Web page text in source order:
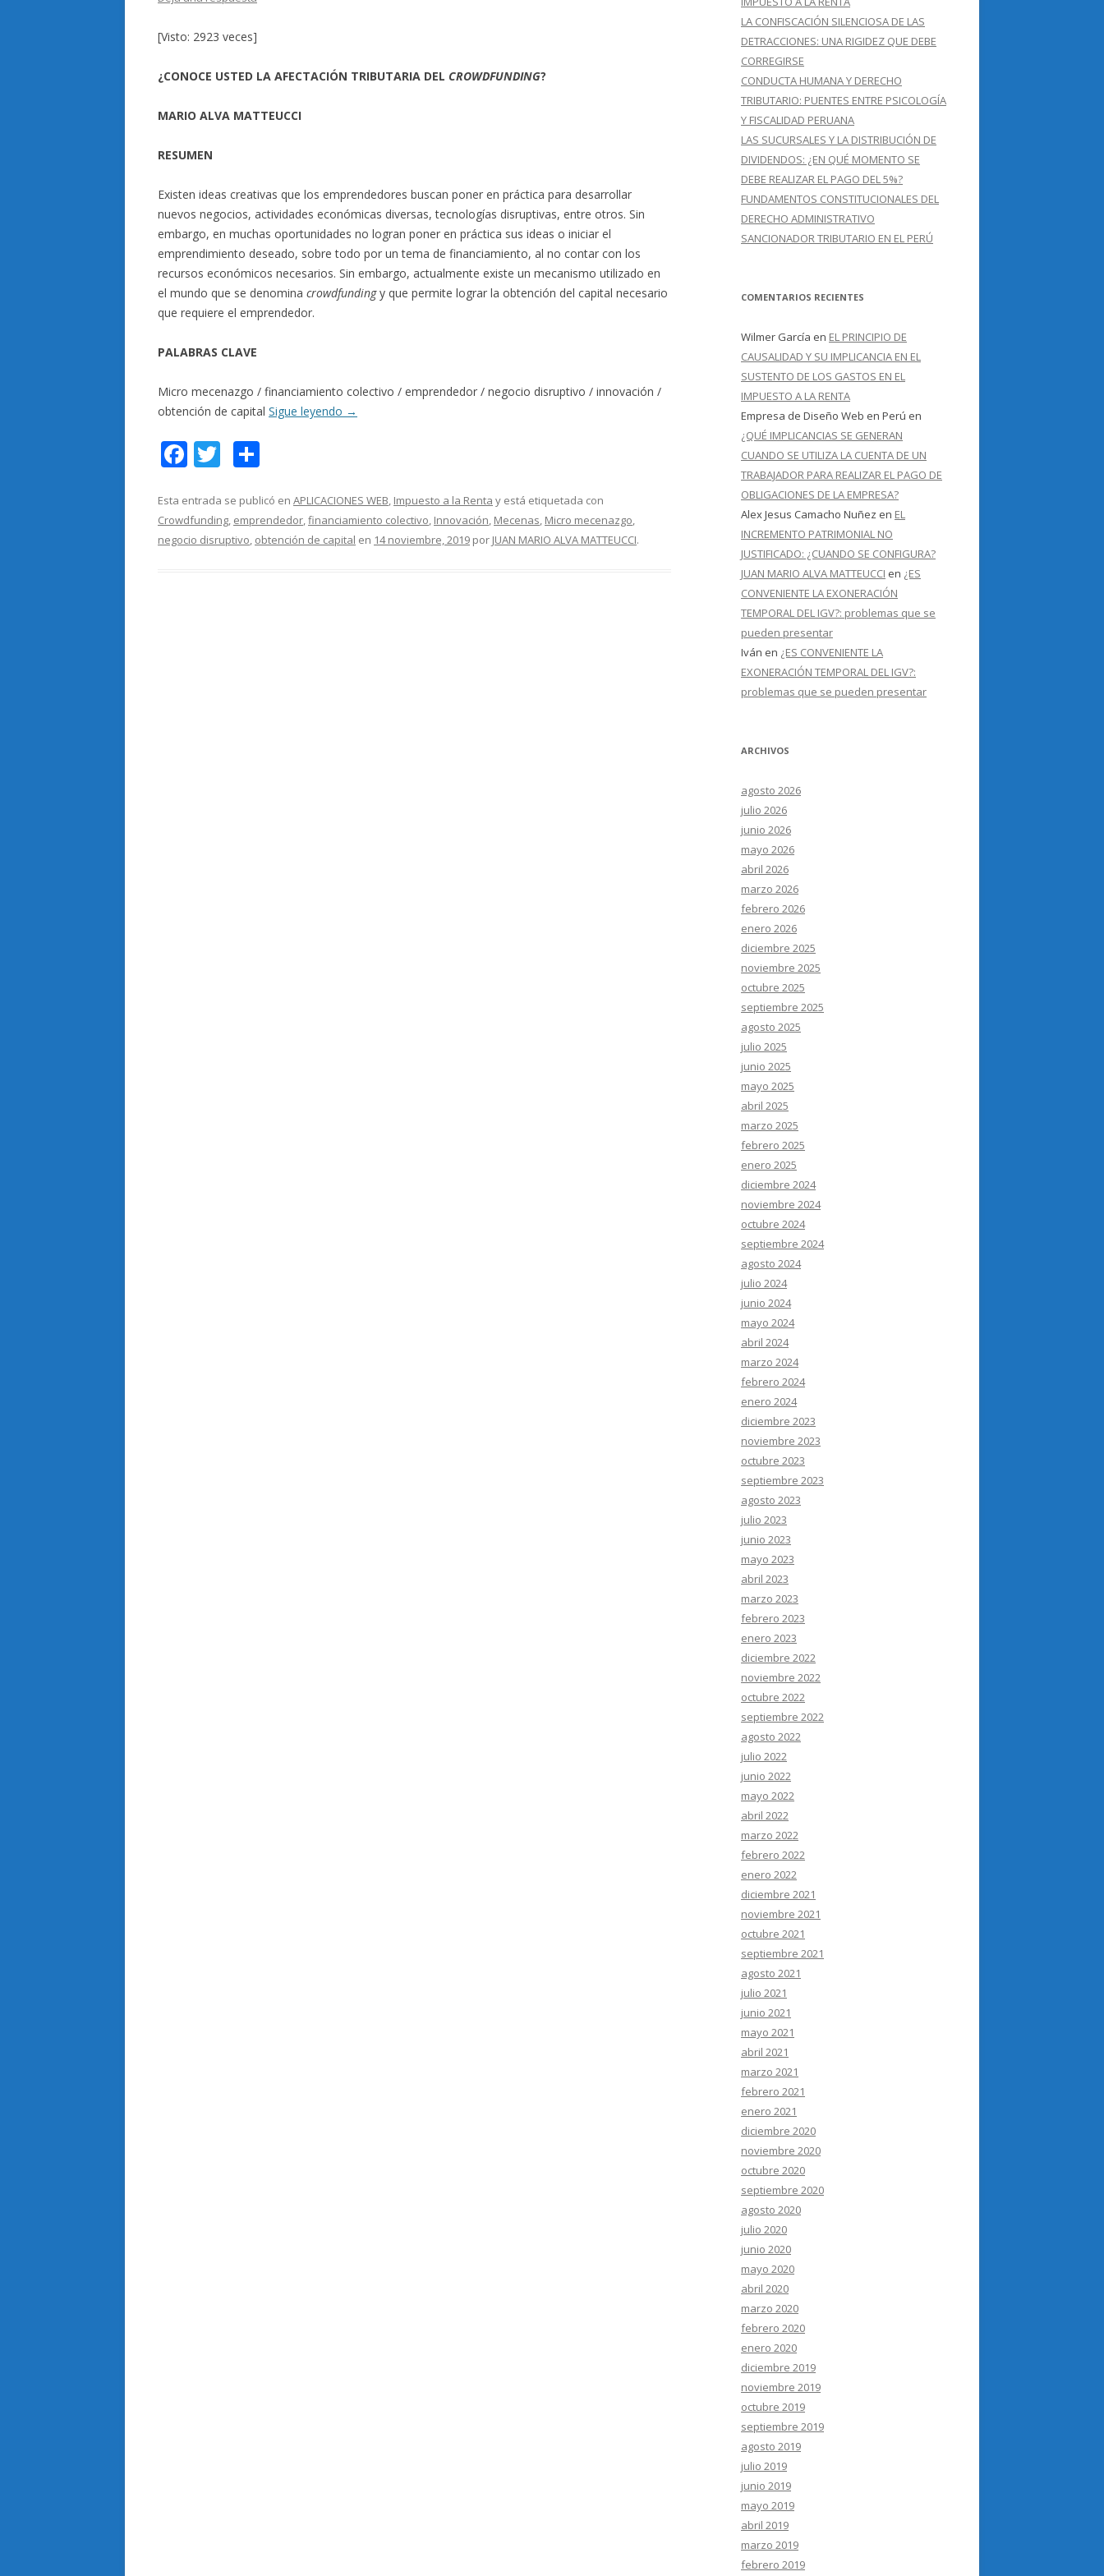
[Visto: 2923 veces]
¿CONOCE USTED LA AFECTACIÓN TRIBUTARIA DEL CROWDFUNDING?
MARIO ALVA MATTEUCCI
RESUMEN
Existen ideas creativas que los emprendedores buscan poner en práctica para desarrollar
nuevos negocios, actividades económicas diversas, tecnologías disruptivas, entre otros. Sin
embargo, en muchas oportunidades no logran poner en práctica sus ideas o iniciar el
emprendimiento deseado, sobre todo por un tema de financiamiento, al no contar con los
recursos económicos necesarios. Sin embargo, actualmente existe un mecanismo utilizado en
el mundo que se denomina crowdfundingy que permite lograr la obtención del capital necesario
que requiere el emprendedor.
PALABRAS CLAVE
Micro mecenazgo / financiamiento colectivo / emprendedor / negocio disruptivo / innovación /
obtención de capital Sigue leyendo →
F
e
b
T
itt
er
m
p
Esta entrada se publicó en APLICACIONES WEB, Impuesto a la Renta y está etiquetada con
Crowdfunding, emprendedor,financiamiento colectivo, Innovación, Mecenas, Micro mecenazgo,
negocio disruptivo, obtención de capital en 14 noviembre, 2019 por JUAN MARIO ALVA MATTEUCCI.
LA CONFISCACIÓN SILENCIOSA DE LAS
DETRACCIONES: UNA RIGIDEZ QUE DEBE
CORREGIRSE
CONDUCTA HUMANA Y DERECHO
TRIBUTARIO: PUENTES ENTRE PSICOLOGÍA
Y FISCALIDAD PERUANA
LAS SUCURSALES Y LA DISTRIBUCIÓN DE
DIVIDENDOS: ¿EN QUÉ MOMENTO SE
DEBE REALIZAR EL PAGO DEL 5%?
FUNDAMENTOS CONSTITUCIONALES DEL
DERECHO ADMINISTRATIVO
SANCIONADOR TRIBUTARIO EN EL PERÚ
COMENTARIOS RECIENTES
Wilmer García en EL PRINCIPIO DE
CAUSALIDAD Y SU IMPLICANCIA EN EL
SUSTENTO DE LOS GASTOS EN EL
IMPUESTO A LA RENTA
Empresa de Diseño Web en Perú en
¿QUÉ IMPLICANCIAS SE GENERAN
CUANDO SE UTILIZA LA CUENTA DE UN
TRABAJADOR PARA REALIZAR EL PAGO DE
OBLIGACIONES DE LA EMPRESA?
Alex Jesus Camacho Nuñez en EL
INCREMENTO PATRIMONIAL NO
JUSTIFICADO: ¿CUANDO SE CONFIGURA?
JUAN MARIO ALVA MATTEUCCI en ¿ES
CONVENIENTE LA EXONERACIÓN
TEMPORAL DEL IGV?: problemas que se
pueden presentar
Iván en ¿ES CONVENIENTE LA
EXONERACIÓN TEMPORAL DEL IGV?:
problemas que se pueden presentar
ARCHIVOS
agosto 2026
julio 2026
junio 2026
mayo 2026
abril 2026
marzo 2026
febrero 2026
enero 2026
diciembre 2025
noviembre 2025
octubre 2025
septiembre 2025
agosto 2025
julio 2025
junio 2025
mayo 2025
abril 2025
marzo 2025
febrero 2025
enero 2025
diciembre 2024
noviembre 2024
octubre 2024
septiembre 2024
agosto 2024
julio 2024
junio 2024
mayo 2024
abril 2024
marzo 2024
febrero 2024
enero 2024
diciembre 2023
noviembre 2023
octubre 2023
septiembre 2023
agosto 2023
julio 2023
junio 2023
mayo 2023
abril 2023
marzo 2023
febrero 2023
enero 2023
diciembre 2022
noviembre 2022
octubre 2022
septiembre 2022
agosto 2022
julio 2022
junio 2022
mayo 2022
abril 2022
marzo 2022
febrero 2022
enero 2022
diciembre 2021
noviembre 2021
octubre 2021
septiembre 2021
agosto 2021
julio 2021
junio 2021
mayo 2021
abril 2021
marzo 2021
febrero 2021
enero 2021
diciembre 2020
noviembre 2020
octubre 2020
septiembre 2020
agosto 2020
julio 2020
junio 2020
mayo 2020
abril 2020
marzo 2020
febrero 2020
enero 2020
diciembre 2019
noviembre 2019
octubre 2019
septiembre 2019
agosto 2019
julio 2019
junio 2019
mayo 2019
abril 2019
marzo 2019
febrero 2019